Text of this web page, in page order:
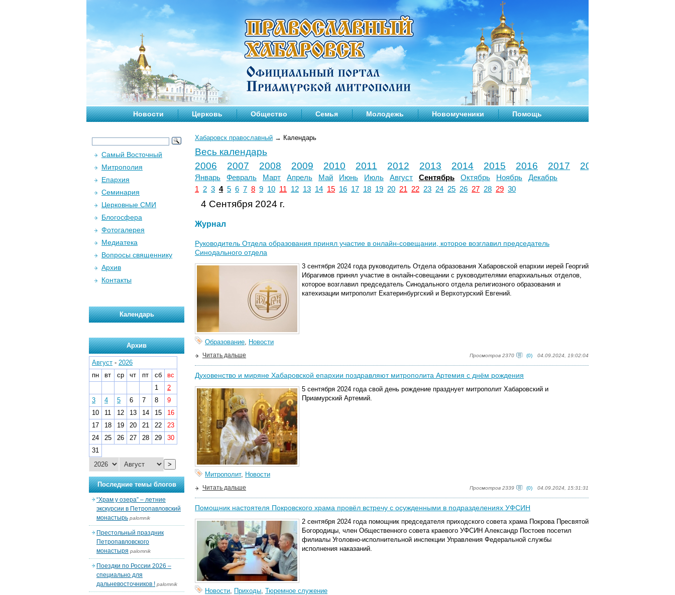
Новости Церковь Общество Семья Молодежь Новомученики Помощь
Хабаровск православный → Календарь
Весь календарь
2006
2007 2008 2009 2010 2011 2012 2013 2014 2015 2016 2017 2018
Январь Февраль Март Апрель Май Июнь Июль Август Сентябрь Октябрь Ноябрь
Декабрь
1
2 3 4 5 6 7 8 9 10 11 12 13 14 15 16 17 18 19 20 21 22 23 24 25 26 27 28 29 30
4 Сентября 2024 г.
Журнал
Руководитель Отдела образования принял участие в онлайн-совещании, которое возглавил председатель
Синодального отдела
3 сентября 2024 года руководитель Отдела образования Хабаровской епархии иерей Георгий
Ибрагимов принял участие в онлайн-совещании с руководителями епархиальных отделов,
которое возглавил председатель Синодального отдела религиозного образования и
катехизации митрополит Екатеринбургский и Верхотурский Евгений.
Образование, Новости
Просмотров 2370 (0) 04.09.2024, 19:02:04
Читать дальше
Духовенство и миряне Хабаровской епархии поздравляют митрополита Артемия с днём рождения
5 сентября 2024 года свой день рождение празднует митрополит Хабаровский и
Приамурский Артемий.
Митрополит, Новости
Просмотров 2339 (0) 04.09.2024, 15:31:31
Читать дальше
Помощник настоятеля Покровского храма провёл встречу с осужденными в подразделениях УФСИН
2 сентября 2024 года помощник председателя приходского совета храма Покрова Пресвятой
Богородицы, член Общественного совета краевого УФСИН Александр Постоев посетил
филиалы Уголовно-исполнительной инспекции Управления Федеральной службы
исполнения наказаний.
Новости, Приходы, Тюремное служение
Самый Восточный
Митрополия
Епархия
Семинария
Церковные СМИ
Блогосфера
Фотогалерея
Медиатека
Вопросы священнику
Архив
Контакты
Календарь
Архив
Август - 2026
пн
вт ср чт пт сб
вс
1
2
3
4 5 6 7 8
9
10
11 12 13 14 15
16
17
18 19 20 21 22
23
24
25 26 27 28 29
30
31
>
Последние темы блогов
“Храм у озера” – летние
экскурсии в Петропавловский
монастырь palomnik
Престольный праздник
Петропавловского
монастыря palomnik
Поездки по России 2026 –
специально для
дальневосточников ! palomnik